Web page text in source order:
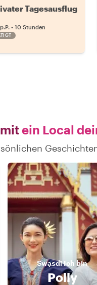
Tagesausflug
p.P. • 10 Stunden
ein Local
S̄wạs̄dīIch bin
Polly